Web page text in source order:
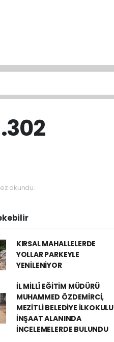
okundu.
KIRSAL MAHALLELERDE
YOLLAR PARKEYLE
YENİLENİYOR
İL MİLLÎ EĞİTİM MÜDÜRÜ
MUHAMMED ÖZDEMİRCİ,
MEZİTLİ BELEDİYE İLKOKULU
İNŞAAT ALANINDA
İNCELEMELERDE BULUNDU